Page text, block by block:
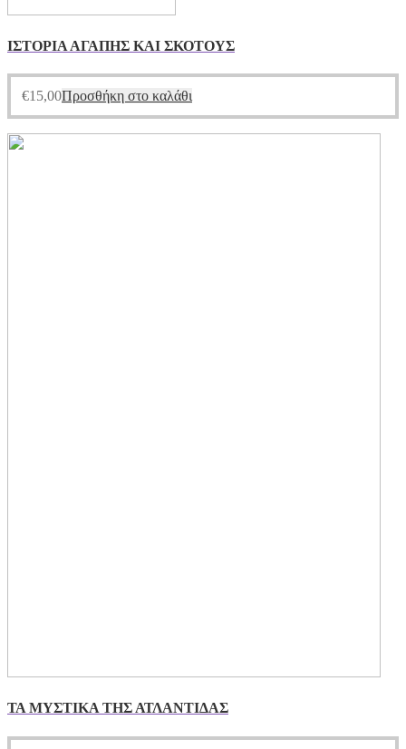
ΙΣΤΟΡΙΑ ΑΓΑΠΗΣ ΚΑΙ ΣΚΟΤΟΥΣ
€15,00Προσθήκη στο καλάθι
ΤΑ ΜΥΣΤΙΚΑ ΤΗΣ ΑΤΛΑΝΤΙΔΑΣ